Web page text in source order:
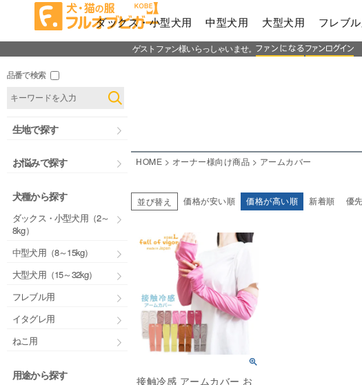
ダックス・小型犬用 中型犬用 大型犬用 フレブ
ゲストファン様いらっしゃいませ。
品番で検索
生地で探す
お悩みで探す
犬種から探す
ダックス・小型犬用（2～
8kg）
中型犬用（8～15kg）
大型犬用（15～32kg）
フレブル用
イタグレ用
ねこ用
用途から探す
HOME オーナー様向け商品 アームカバー
並び替え 価格が安い順 価格が高い順 新着順 優
接触冷感 アームカバー お